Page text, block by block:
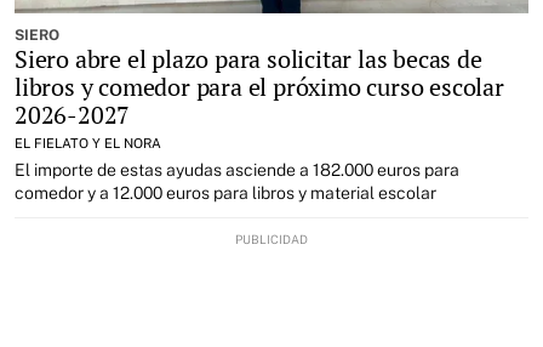
SIERO
Siero abre el plazo para solicitar las becas de
libros y comedor para el próximo curso escolar
2026-2027
EL FIELATO Y EL NORA
El importe de estas ayudas asciende a 182.000 euros para
comedor y a 12.000 euros para libros y material escolar